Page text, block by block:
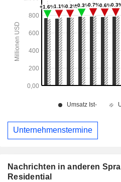
Nachrichten in anderen
Residential
Unternehmenstermine